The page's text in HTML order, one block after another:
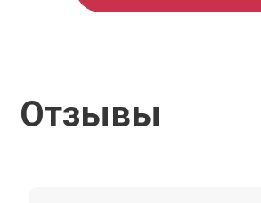
Отзывы